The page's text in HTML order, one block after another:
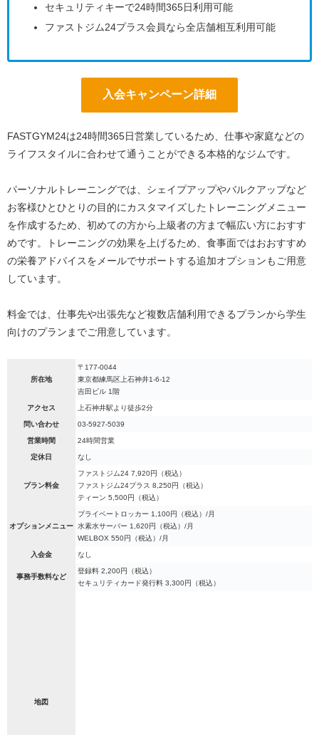
セキュリティキーで24時間365日利用可能
ファストジム24プラス会員なら全店舗相互利用可能
入会キャンペーン詳細
FASTGYM24は24時間365日営業しているため、仕事や家庭などの
ライフスタイルに合わせて通うことができる本格的なジムです。
パーソナルトレーニングでは、シェイプアップやバルクアップなど
お客様ひとひとりの目的にカスタマイズしたトレーニングメニュー
を作成するため、初めての方から上級者の方まで幅広い方におすす
めです。トレーニングの効果を上げるため、食事面ではおおすすめ
の栄養アドバイスをメールでサポートする追加オプションもご用意
しています。
料金では、仕事先や出張先など複数店舗利用できるプランから学生
向けのプランまでご用意しています。
所在地
〒177-0044
東京都練馬区上石神井1-6-12
吉田ビル 1階
アクセス 上石神井駅より徒歩2分
問い合わせ 03-5927-5039
営業時間 24時間営業
定休日 なし
プラン料金
ファストジム24 7,920円（税込）
ファストジム24プラス 8,250円（税込）
ティーン 5,500円（税込）
オプションメニュー
プライベートロッカー 1,100円（税込）/月
水素水サーバー 1,620円（税込）/月
WELBOX 550円（税込）/月
入会金 なし
事務手数料など
登録料 2,200円（税込）
セキュリティカード発行料 3,300円（税込）
地図